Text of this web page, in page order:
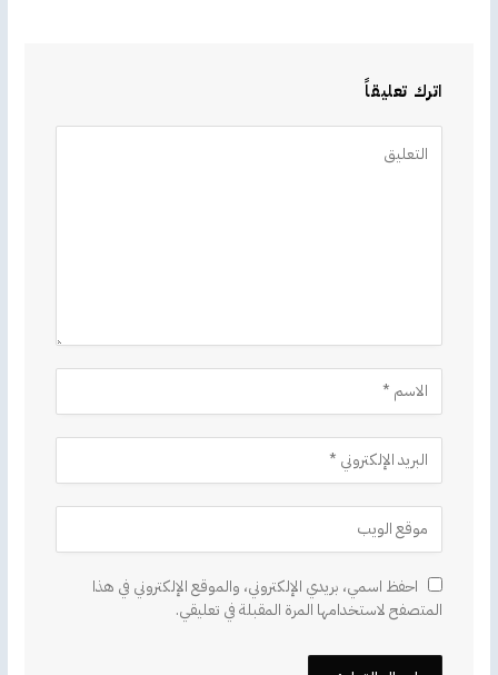
اترك تعليقاً
احفظ اسمي، بريدي الإلكتروني، والموقع الإلكتروني في هذا
المتصفح لاستخدامها المرة المقبلة في تعليقي.